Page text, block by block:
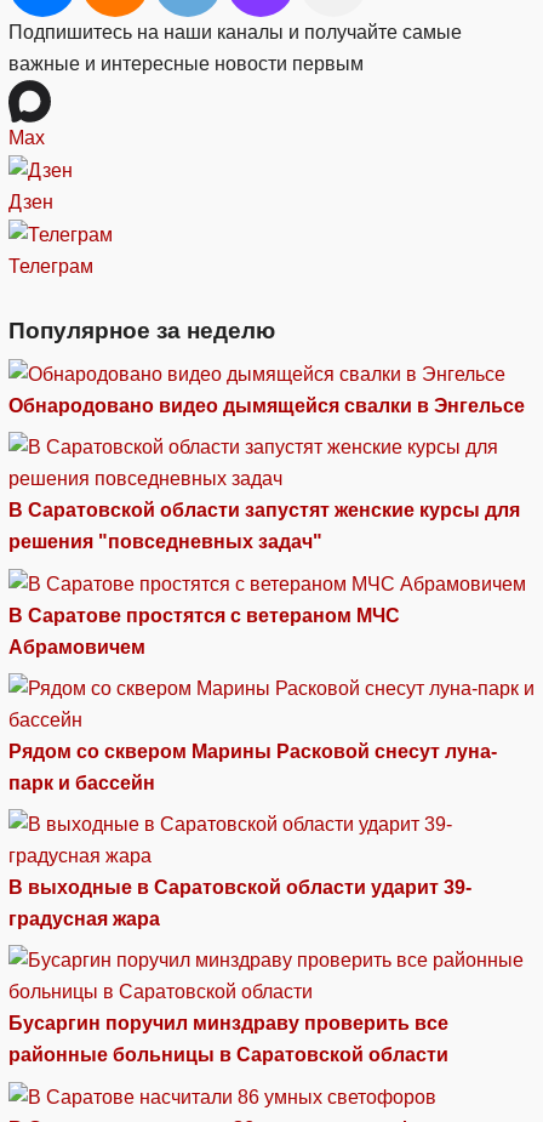
Подпишитесь на наши каналы и получайте самые
важные и интересные новости первым
Max
Дзен
Телеграм
Популярное за неделю
Обнародовано видео дымящейся свалки в Энгельсе
В Саратовской области запустят женские курсы для
решения "повседневных задач"
В Саратове простятся с ветераном МЧС
Абрамовичем
Рядом со сквером Марины Расковой снесут луна-
парк и бассейн
В выходные в Саратовской области ударит 39-
градусная жара
Бусаргин поручил минздраву проверить все
районные больницы в Саратовской области